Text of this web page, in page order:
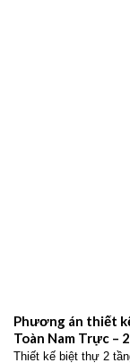
Phương án thiết
Toàn Nam Trực –
Thiết kế biệt thự 2